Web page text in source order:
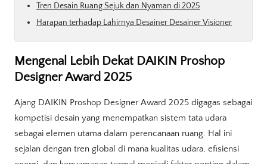
Tren Desain Ruang Sejuk dan Nyaman di 2025
Harapan terhadap Lahirnya Desainer Desainer Visioner
Mengenal Lebih Dekat DAIKIN Proshop
Designer Award 2025
Ajang DAIKIN Proshop Designer Award 2025 digagas sebagai
kompetisi desain yang menempatkan sistem tata udara
sebagai elemen utama dalam perencanaan ruang. Hal ini
sejalan dengan tren global di mana kualitas udara, efisiensi